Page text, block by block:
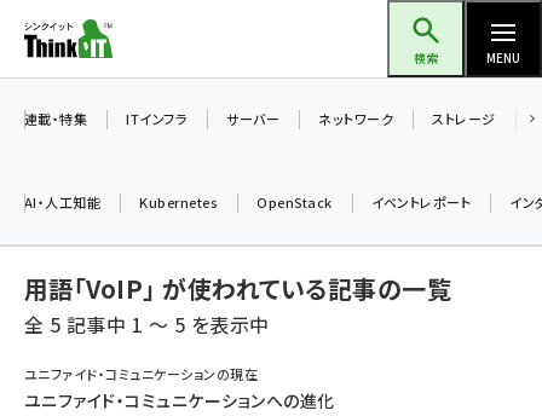
ン
ツ
検索 MENU
加藤銘のチーム貢献～仲間と築いた勝利の絆～ (2314)
北海道をのんびり旅する晴山佳須夫のヒント集！ (2034)
連載・特集 ITインフラ サーバー ネットワーク ストレージ
AI・人工知能 Kubernetes OpenStack イベントレポート イン
用語「VoIP」 が使われている記事の一覧
全 5 記事中 1 ～ 5 を表示中
ユニファイド・コミュニケーションの現在
ユニファイド・コミュニケーションへの進化